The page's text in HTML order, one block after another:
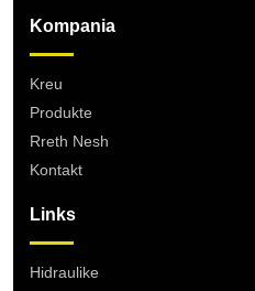
Kompania
Kreu
Produkte
Rreth Nesh
Kontakt
Links
Hidraulike